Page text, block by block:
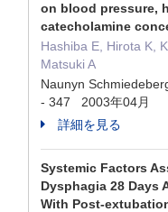
on blood pressure,
catecholamine
Hashiba E, Hirota K,
Matsuki A
Naunyn
- 347 2003年04月
詳細を見る
Systemic Factors
Dysphagia 28 Days
With Post-